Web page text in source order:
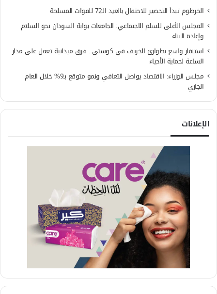
الخرطوم تبدأ التحضير للاحتفال بالعيد الـ72 للقوات المسلحة
المجلس الأعلى للسلم الاجتماعي: الجامعات بوابة السودان نحو السلام
وإعادة البناء
استنفار واسع بطوارئ الخريف في كوستي.. فرق ميدانية تعمل على مدار
الساعة لحماية الأحياء
مجلس الوزراء: الاقتصاد يواصل التعافي ونمو متوقع بـ9% خلال العام
الجاري
الإعلانات